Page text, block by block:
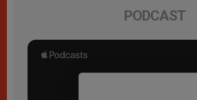
PODCAST